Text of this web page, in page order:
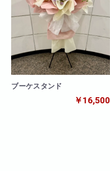
ブーケスタンド
￥16,500